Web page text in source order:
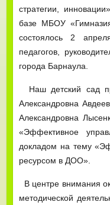
стратегии,
базе МБОУ
состоялось 2
педагогов,
города Барнаула.
Наш детский сад
Александровна
Александровна
«Эффективное
докладом на тему
ресурсом в ДОО».
В центре внимания
методической